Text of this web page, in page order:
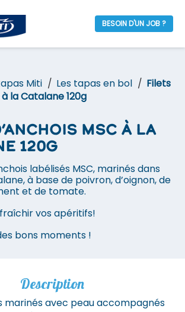
BESOIN D'UN JOB ?
Miti Les tapas en bol
Filets
à la Catalane 120g
MSC à la
120g
labélisés MSC, marinés dans
à base de poivron, d’oignon, de
et de tomate.
vos apéritifs!
bons moments !
Description
marinés avec peau accompagnés